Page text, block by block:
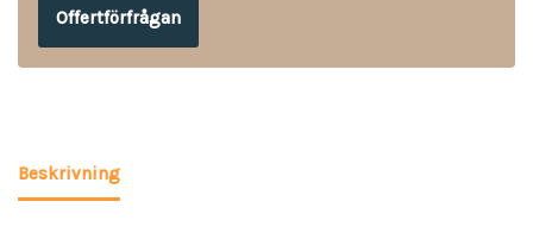
Offertförfrågan
Beskrivning